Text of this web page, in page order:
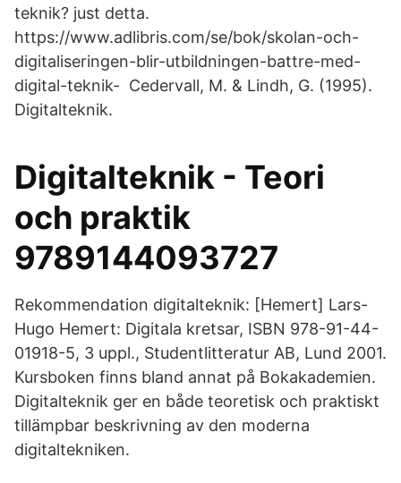
teknik? just detta.
https://www.adlibris.com/se/bok/skolan-och-
digitaliseringen-blir-utbildningen-battre-med-
digital-teknik- Cedervall, M. & Lindh, G. (1995).
Digitalteknik.
Digitalteknik - Teori
och praktik
9789144093727
Rekommendation digitalteknik: [Hemert] Lars-
Hugo Hemert: Digitala kretsar, ISBN 978-91-44-
01918-5, 3 uppl., Studentlitteratur AB, Lund 2001.
Kursboken finns bland annat på Bokakademien.
Digitalteknik ger en både teoretisk och praktiskt
tillämpbar beskrivning av den moderna
digitaltekniken.